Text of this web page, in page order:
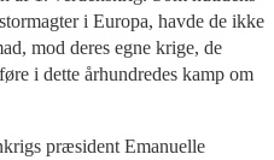
i Europa, havde de ikke
mod deres egne krige, de
i dette århundredes kamp om
præsident Emanuelle